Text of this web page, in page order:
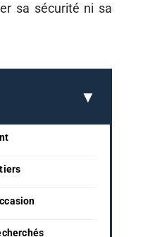
sa sécurité ni sa